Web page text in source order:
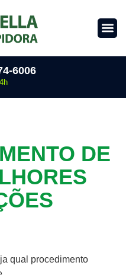
6006
DE
qual procedimento